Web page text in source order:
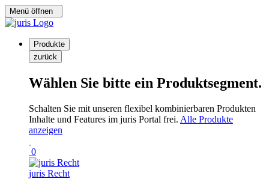
Menü öffnen
Produkte
zurück
Wählen Sie bitte ein Produktsegment.
Schalten Sie mit unseren flexibel kombinierbaren Produkten
Inhalte und Features im juris Portal frei. Alle Produkte
anzeigen
0
juris Recht